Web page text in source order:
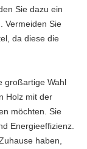
Sie dazu ein
Vermeiden Sie
da diese die
großartige Wahl
Holz mit der
möchten. Sie
Energieeffizienz.
haben,